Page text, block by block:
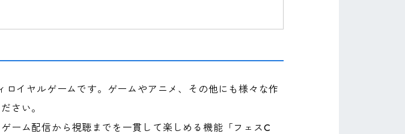
ロイヤルゲームです。ゲームやアニメ、その他にも様々な作
さい。
ーム配信から視聴までを一貫して楽しめる機能「フェスC